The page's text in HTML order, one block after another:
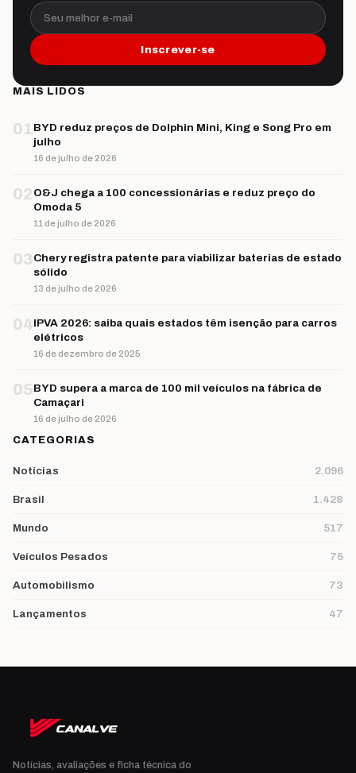
Seu melhor e-mail
Inscrever-se
MAIS LIDOS
01BYD reduz preços de Dolphin Mini, King e Song Pro em
julho
16 de julho de 2026
02 O&J chega a 100 concessionárias e reduz preço do
Omoda 5
11 de julho de 2026
03Chery registra patente para viabilizar baterias de estado
sólido
13 de julho de 2026
04IPVA 2026: saiba quais estados têm isenção para carros
elétricos
16 de dezembro de 2025
05BYD supera a marca de 100 mil veículos na fábrica de
Camaçari
16 de julho de 2026
CATEGORIAS
Notícias 2.096
Brasil 1.428
Mundo 517
Veículos Pesados 75
Automobilismo 73
Lançamentos 47
Notícias, avaliações e ficha técnica do